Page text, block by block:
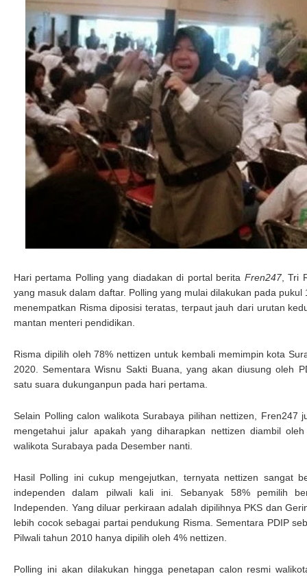
Hari pertama Polling yang diadakan di portal berita Fren247, Tri
yang masuk dalam daftar. Polling yang mulai dilakukan pada
menempatkan Risma diposisi teratas, terpaut jauh dari urutan
mantan menteri pendidikan.
Risma dipilih oleh 78% nettizen untuk kembali memimpin kota
2020. Sementara Wisnu Sakti Buana, yang akan diusung oleh
satu suara dukunganpun pada hari pertama.
Selain Polling calon walikota Surabaya pilihan nettizen, Fren247
mengetahui jalur apakah yang diharapkan nettizen diambil
walikota Surabaya pada Desember nanti.
Hasil Polling ini cukup mengejutkan, ternyata nettizen sangat
independen dalam pilwali kali ini. Sebanyak 58% pemilih
Independen. Yang diluar perkiraan adalah dipilihnya PKS dan
lebih cocok sebagai partai pendukung Risma. Sementara PDIP
Pilwali tahun 2010 hanya dipilih oleh 4% nettizen.
Polling ini akan dilakukan hingga penetapan calon resmi